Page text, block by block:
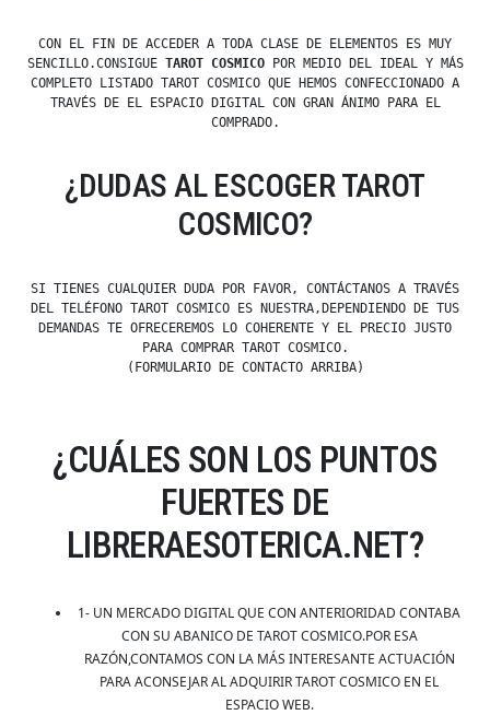
CON EL FIN DE ACCEDER A TODA CLASE DE ELEMENTOS ES MUY
SENCILLO.CONSIGUE TAROT COSMICOPOR MEDIO DEL IDEAL Y MÁS
COMPLETO LISTADO TAROT COSMICO QUE HEMOS CONFECCIONADO A
TRAVÉS DE EL ESPACIO DIGITAL CON GRAN ÁNIMO PARA EL
COMPRADO.
¿DUDAS AL ESCOGER TAROT
COSMICO?
SI TIENES CUALQUIER DUDA POR FAVOR, CONTÁCTANOS A TRAVÉS
DEL TELÉFONO TAROT COSMICO ES NUESTRA,DEPENDIENDO DE TUS
DEMANDAS TE OFRECEREMOS LO COHERENTE Y EL PRECIO JUSTO
PARA COMPRAR TAROT COSMICO.
(FORMULARIO DE CONTACTO ARRIBA)
¿CUÁLES SON LOS PUNTOS
FUERTES DE
LIBRERAESOTERICA.NET?
1- UN MERCADO DIGITAL QUE CON ANTERIORIDAD CONTABA
CON SU ABANICO DE TAROT COSMICO.POR ESA
RAZÓN,CONTAMOS CON LA MÁS INTERESANTE ACTUACIÓN
PARA ACONSEJAR AL ADQUIRIR TAROT COSMICO EN EL
ESPACIO WEB.